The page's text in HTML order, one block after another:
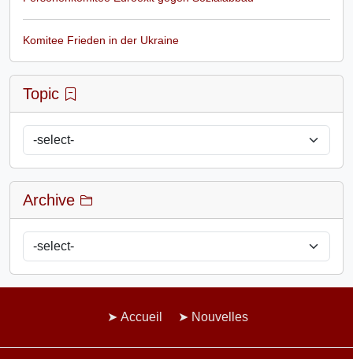
Komitee Frieden in der Ukraine
Topic
Archive
Accueil Nouvelles